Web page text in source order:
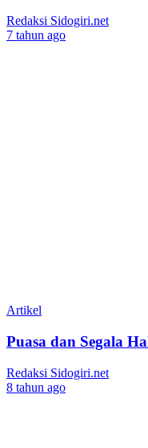
Redaksi Sidogiri.net
7 tahun ago
Artikel
Puasa dan Segala
Redaksi Sidogiri.net
8 tahun ago